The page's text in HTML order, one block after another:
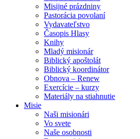
Misijné prázdniny
Pastorácia povolaní
Vydavateľstvo
Časopis Hlasy
Knihy
Mladý misionár
Biblický apoštolát
Biblický koordinátor
Obnova – Renew
Exercície – kurzy
Materiály na stiahnutie
Misie
Naši misionári
Vo svete
Naše osobnosti